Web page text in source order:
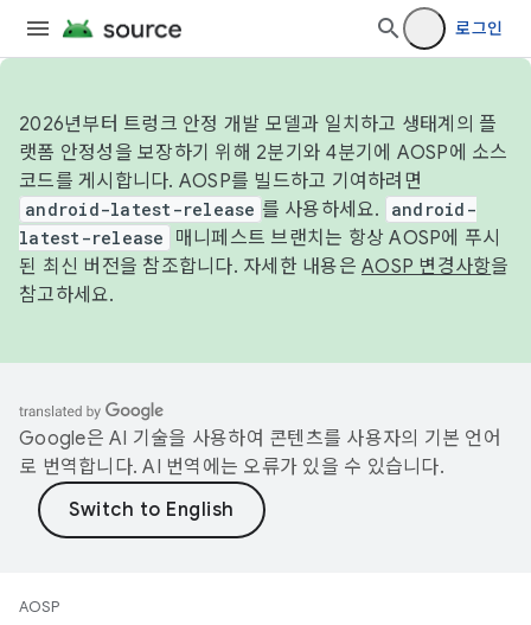
로그인
2026년부터 트렁크 안정 개발 모델과 일치하고 생태계의 플
랫폼 안정성을 보장하기 위해 2분기와 4분기에 AOSP에 소스
코드를 게시합니다. AOSP를 빌드하고 기여하려면
android-latest-release 를 사용하세요.
android-
latest-release
매니페스트 브랜치는 항상 AOSP에 푸시
된 최신 버전을 참조합니다. 자세한 내용은 AOSP 변경사항을
참고하세요.
Google은 AI 기술을 사용하여 콘텐츠를 사용자의 기본 언어
로 번역합니다. AI 번역에는 오류가 있을 수 있습니다.
AOSP